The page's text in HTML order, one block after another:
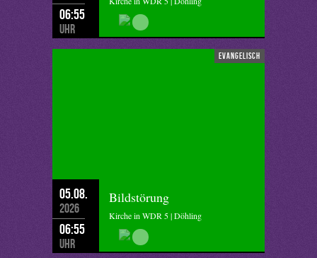
06:55
Uhr
evangelisch
05.08.
2026
06:55
Uhr
Bildstörung
Kirche in WDR 5 | Döhling